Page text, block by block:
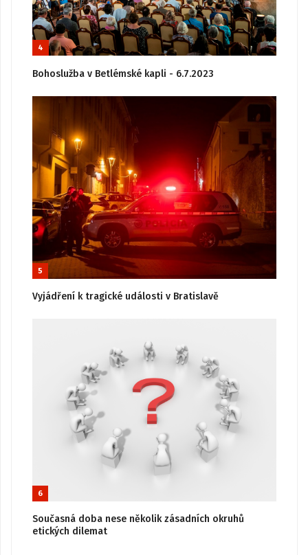
4
Bohoslužba v Betlémské kapli - 6.7.2023
5
Vyjádření k tragické události v Bratislavě
6
Současná doba nese několik zásadních okruhů
etických dilemat